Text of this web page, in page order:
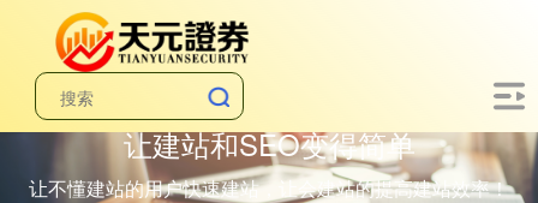
让建站和SEO变得简单
让不懂建站的用户快速建站，让会建站的提高建站效率！